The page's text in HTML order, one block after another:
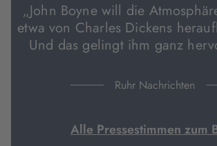
„John Boyne will die
etwa von Charles Dickens
Und das gelingt ihm ganz
Ruhr Nachrichten
Alle Pressestimmen zum